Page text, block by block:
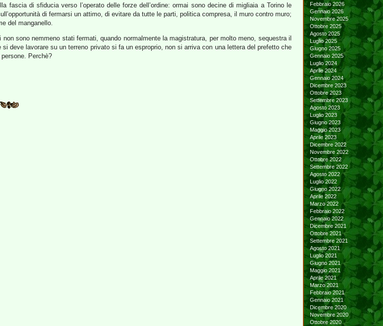
fascia di sfiducia verso l’operato delle forze dell’ordine: ormai sono decine di migliaia a Torino le
di fermarsi un attimo, di evitare da tutte le parti, politica compresa, il muro contro muro;
del manganello.
non sono nemmeno stati fermati, quando normalmente la magistratura, per molto meno, sequestra il
deve lavorare su un terreno privato si fa un esproprio, non si arriva con una lettera del prefetto che
Perchè?
Febbraio 2026
Gennaio 2026
Novembre 2025
Ottobre 2025
Agosto 2025
Luglio 2025
Giugno 2025
Gennaio 2025
Luglio 2024
Aprile 2024
Gennaio 2024
Dicembre 2023
Ottobre 2023
Settembre 2023
Agosto 2023
Luglio 2023
Giugno 2023
Maggio 2023
Aprile 2023
Dicembre 2022
Novembre 2022
Ottobre 2022
Settembre 2022
Agosto 2022
Luglio 2022
Giugno 2022
Aprile 2022
Marzo 2022
Febbraio 2022
Gennaio 2022
Dicembre 2021
Ottobre 2021
Settembre 2021
Agosto 2021
Luglio 2021
Giugno 2021
Maggio 2021
Aprile 2021
Marzo 2021
Febbraio 2021
Gennaio 2021
Dicembre 2020
Novembre 2020
Ottobre 2020